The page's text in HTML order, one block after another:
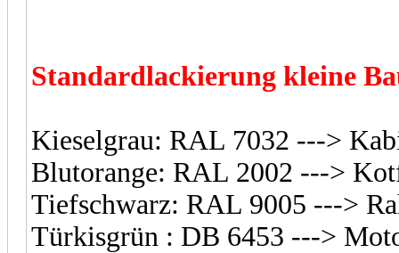
Standardlackierung kleine
Kieselgrau: RAL 7032 --->
Blutorange: RAL 2002 --->
Tiefschwarz: RAL 9005 --->
Türkisgrün : DB 6453 --->